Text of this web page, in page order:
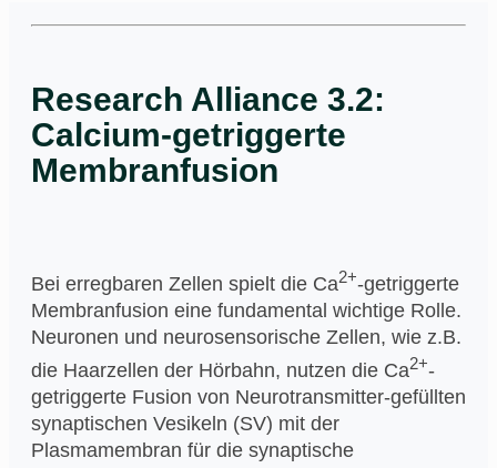
Research Alliance 3.2:
Calcium-getriggerte
Membranfusion
Bei erregbaren Zellen spielt die Ca2+-getriggerte
Membranfusion eine fundamental wichtige Rolle.
Neuronen und neurosensorische Zellen, wie z.B.
die Haarzellen der Hörbahn, nutzen die Ca2+-
getriggerte Fusion von Neurotransmitter-gefüllten
synaptischen Vesikeln (SV) mit der
Plasmamembran für die synaptische